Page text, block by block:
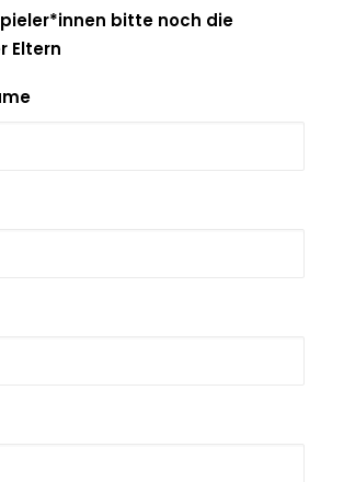
bitte noch die
Eltern